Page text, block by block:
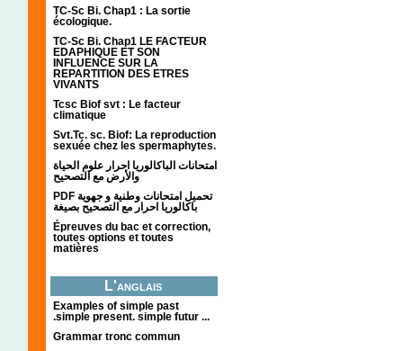
TC-Sc Bi. Chap1 : La sortie
écologique.
TC-Sc Bi. Chap1 LE FACTEUR
EDAPHIQUE ET SON
INFLUENCE SUR LA
REPARTITION DES ETRES
VIVANTS
Tcsc Biof svt : Le facteur
climatique
Svt.Tc. sc. Biof: La reproduction
sexuée chez les spermaphytes.
امتحانات الباكالوريا احرار علوم الحياة
والأرض مع التصحيح
PDF تحميل امتحانات وطنية و جهوية
باكالوريا احرار مع التصحيح بصيغة
Épreuves du bac et correction,
toutes options et toutes
matières
L'anglais
Examples of simple past
.simple present. simple futur ...
Grammar tronc commun